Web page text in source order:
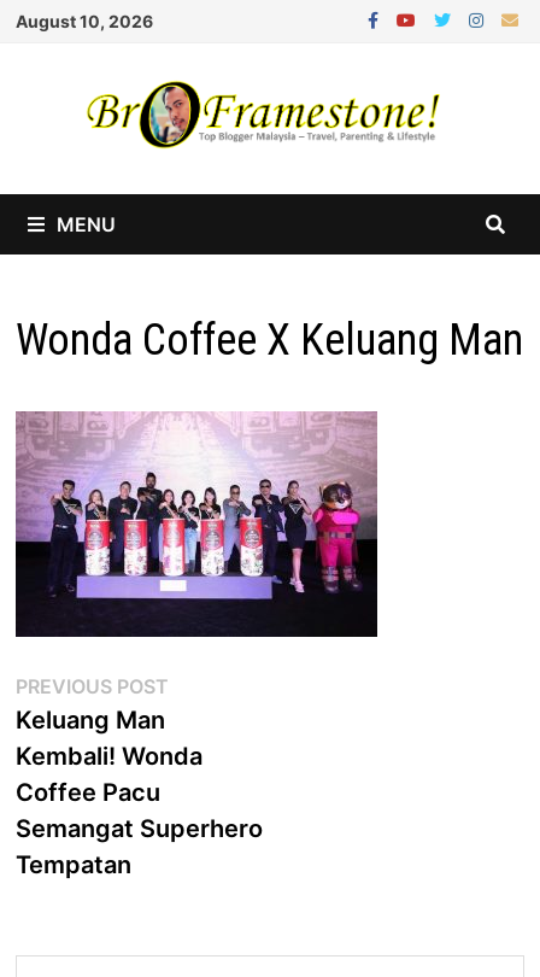
Skip
August 10, 2026
MENU
Wonda Coffee X Keluang Man
Post
navigation
PREVIOUS POST
Keluang Man
Kembali! Wonda
Coffee Pacu
Semangat Superhero
Tempatan